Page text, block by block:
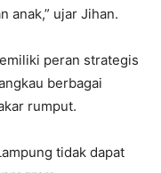
anak,” ujar Jihan.
peran strategis
berbagai
rumput.
tidak dapat